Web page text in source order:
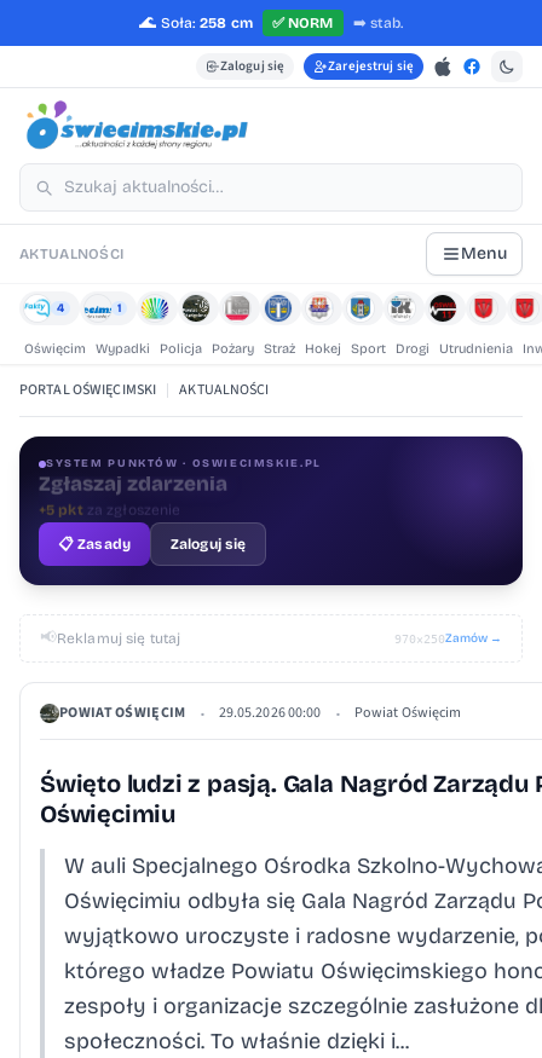
🌊 Soła: 258 cm ✅NORM ➡️ stab.
Zaloguj się Zarejestruj się
AKTUALNOŚCI Menu
4 1
Oświęcim Wypadki Policja Pożary Straż Hokej Sport Drogi Utrudnienia
PORTAL OŚWIĘCIMSKI | AKTUALNOŚCI
SYSTEM PUNKTÓW · OSWIECIMSKIE.PL
Oceniaj treści
+1 pktza ocenę
📋 Zasady
Zaloguj się
📢Reklamuj się tutaj 970×250Zamów →
POWIAT OŚWIĘCIM • 29.05.2026 00:00 • Powiat Oświęcim
Święto ludzi z pasją. Gala Nagród Zarządu
Oświęcimiu
W auli Specjalnego Ośrodka Szkolno-
Oświęcimiu odbyła się Gala Nagród Zarządu
wyjątkowo uroczyste i radosne wydarzenie,
którego władze Powiatu Oświęcimskiego
zespoły i organizacje szczególnie zasłużone
społeczności. To właśnie dzięki i...